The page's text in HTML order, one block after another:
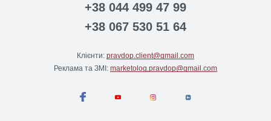
+38 044 499 47 99
+38 067 530 51 64
Клієнти: pravdop.client@gmail.com
Реклама та ЗМІ: marketolog.pravdop@gmail.com